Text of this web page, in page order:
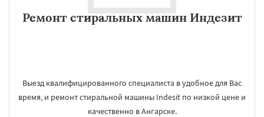
Ремонт стиральных машин Индезит
Выезд квалифицированного специалиста в удобное для Вас
время, и ремонт стиральной машины Indesit по низкой цене и
качественно в Ангарске.